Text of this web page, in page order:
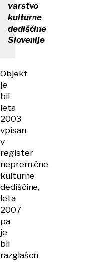
varstvo
kulturne
dediščine
Slovenije
Objekt
je
bil
leta
2003
vpisan
v
register
nepremične
kulturne
dediščine,
leta
2007
pa
je
bil
razglašen